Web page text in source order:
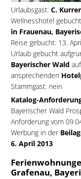
Urlaubsgast:C.
Wellnesshotel
in Frauenau,
Reise gebucht: 13.
Urlaub gebucht
Bayerischer Wald
ansprechenden
Stammgast: nein
Katalog-
Bayerischer Wald
Anforderung vom
Werbung in der
6. April 2013
Grafenau,